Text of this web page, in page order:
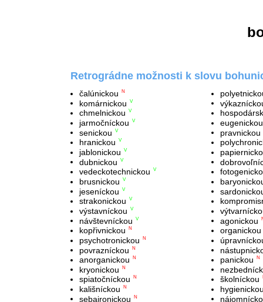
Retrográdne možnosti k slovu
čalúnickou N
komárnickou V
chmelnickou V
jarmočníckou V
senickou V
hranickou V
jablonickou V
dubnickou V
vedeckotechnickou V
brusnickou V
jeseníckou V
strakonickou V
výstavníckou V
návštevníckou V
kopřivnickou N
psychotronickou N
povrazníckou N
anorganickou N
kryonickou N
spiatočníckou N
kališníckou N
sebaironickou N
eugenickou
pravnickou
agonickou
organickou
panickou
N
školníckou